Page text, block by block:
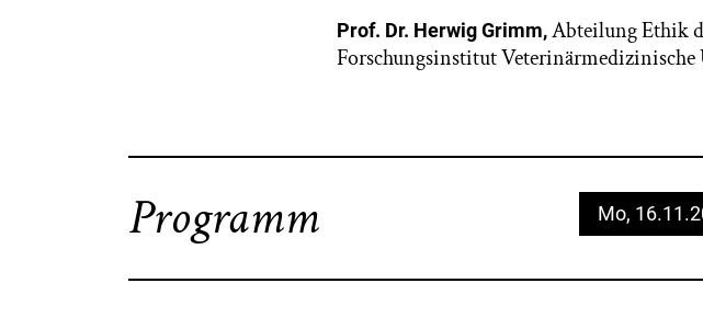
Prof. Dr. Herwig Grimm,Abteilung Ethik
Forschungsinstitut
Programm Mo,